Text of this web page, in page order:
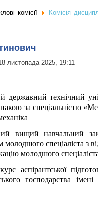
комісії Комісія
листопада 2025, 19:11
державний технічний
за спеціальністю
вищий навчальний
спеціаліста з
молодшого
аспірантської
господарства